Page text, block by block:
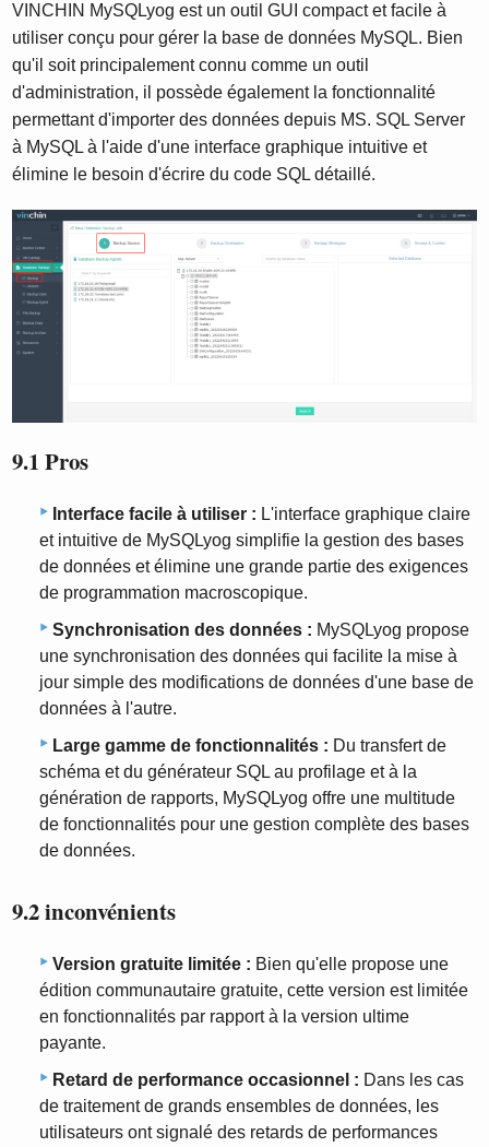
VINCHIN MySQLyog est un outil GUI compact et facile à
utiliser conçu pour gérer la base de données MySQL. Bien
qu'il soit principalement connu comme un outil
d'administration, il possède également la fonctionnalité
permettant d'importer des données depuis MS. SQL Server
à MySQL à l'aide d'une interface graphique intuitive et
élimine le besoin d'écrire du code SQL détaillé.
9.1 Pros
Interface facile à utiliser : L'interface graphique claire
et intuitive de MySQLyog simplifie la gestion des bases
de données et élimine une grande partie des exigences
de programmation macroscopique.
Synchronisation des données : MySQLyog propose
une synchronisation des données qui facilite la mise à
jour simple des modifications de données d'une base de
données à l'autre.
Large gamme de fonctionnalités : Du transfert de
schéma et du générateur SQL au profilage et à la
génération de rapports, MySQLyog offre une multitude
de fonctionnalités pour une gestion complète des bases
de données.
9.2 inconvénients
Version gratuite limitée : Bien qu'elle propose une
édition communautaire gratuite, cette version est limitée
en fonctionnalités par rapport à la version ultime
payante.
Retard de performance occasionnel : Dans les cas
de traitement de grands ensembles de données, les
utilisateurs ont signalé des retards de performances